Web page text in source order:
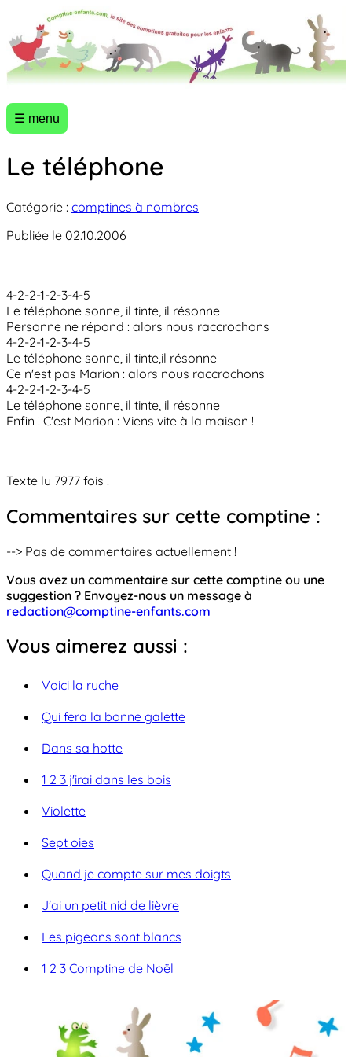
☰ menu
Le téléphone
Catégorie : comptines à nombres
Publiée le 02.10.2006
4-2-2-1-2-3-4-5
Le téléphone sonne, il tinte, il résonne
Personne ne répond : alors nous raccrochons
4-2-2-1-2-3-4-5
Le téléphone sonne, il tinte,il résonne
Ce n'est pas Marion : alors nous raccrochons
4-2-2-1-2-3-4-5
Le téléphone sonne, il tinte, il résonne
Enfin ! C'est Marion : Viens vite à la maison !
Texte lu 7977 fois !
Commentaires sur cette comptine :
--> Pas de commentaires actuellement !
Vous avez un commentaire sur cette comptine ou une
suggestion ? Envoyez-nous un message à
redaction@comptine-enfants.com
Vous aimerez aussi :
Voici la ruche
Qui fera la bonne galette
Dans sa hotte
1 2 3 j'irai dans les bois
Violette
Sept oies
Quand je compte sur mes doigts
J'ai un petit nid de lièvre
Les pigeons sont blancs
1 2 3 Comptine de Noël